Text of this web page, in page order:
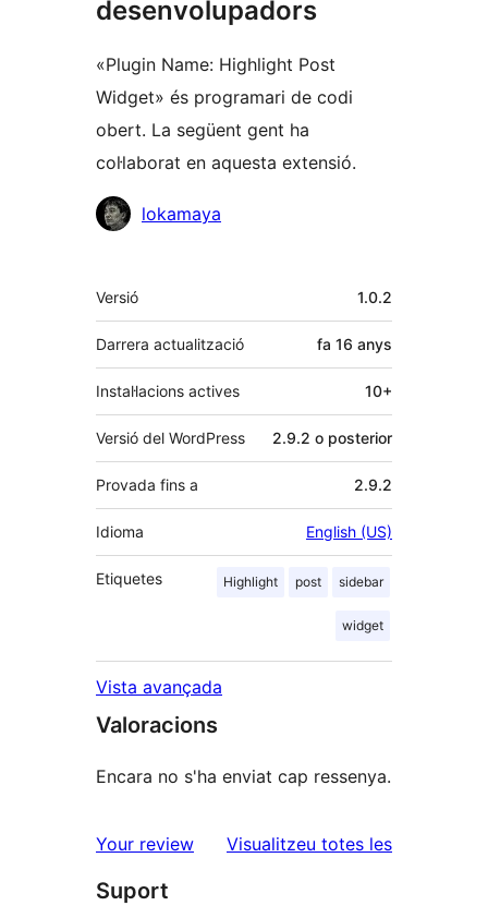
desenvolupadors
«Plugin Name: Highlight Post
Widget» és programari de codi
obert. La següent gent ha
col·laborat en aquesta extensió.
Col·laboradors
lokamaya
Meta
Versió 1.0.2
Darrera actualització fa 16 anys
Instal·lacions actives 10+
Versió del WordPress 2.9.2 o posterior
Provada fins a 2.9.2
Idioma English (US)
Etiquetes Highlight post sidebar
widget
Vista avançada
Valoracions
Encara no s'ha enviat cap ressenya.
Your review Visualitzeu totes lesressenyes
Suport